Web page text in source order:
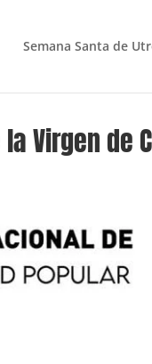
Semana Santa de
Virgen de